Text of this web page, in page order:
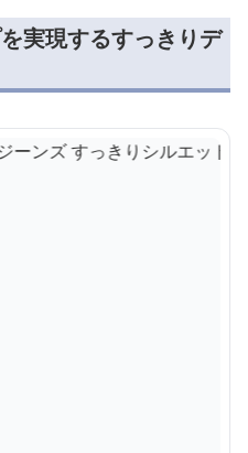
実現するすっきりデ